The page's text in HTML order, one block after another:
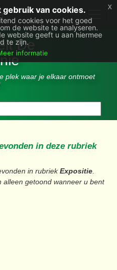
van cookies.
cookies voor het goed
de website te analyseren.
website geeft u aan hiermee
te zijn.
informatie
x
De
plek waar je elkaar ontmoet
in deze rubriek
in rubriekExpositie
alleen getoond wanneer u bent